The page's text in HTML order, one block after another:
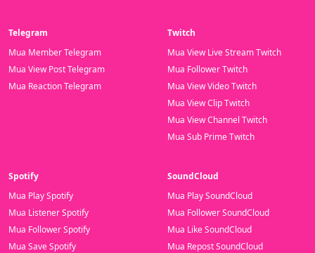
Telegram
Mua Member Telegram
Mua View Post Telegram
Mua Reaction Telegram
Twitch
Mua View Live Stream Twitch
Mua Follower Twitch
Mua View Video Twitch
Mua View Clip Twitch
Mua View Channel Twitch
Mua Sub Prime Twitch
Spotify
Mua Play Spotify
Mua Listener Spotify
Mua Follower Spotify
Mua Save Spotify
SoundCloud
Mua Play SoundCloud
Mua Follower SoundCloud
Mua Like SoundCloud
Mua Repost SoundCloud